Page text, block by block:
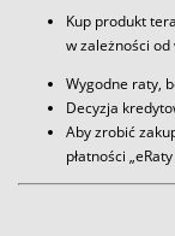
Kup produkt
w zależności od
Wygodne raty,
Decyzja
Aby zrobić
płatności